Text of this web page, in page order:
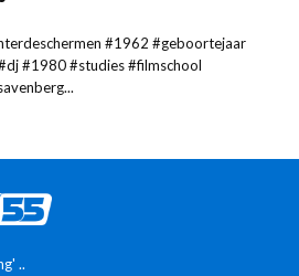
#1962 #geboortejaar
#1980 #studies #filmschool
..